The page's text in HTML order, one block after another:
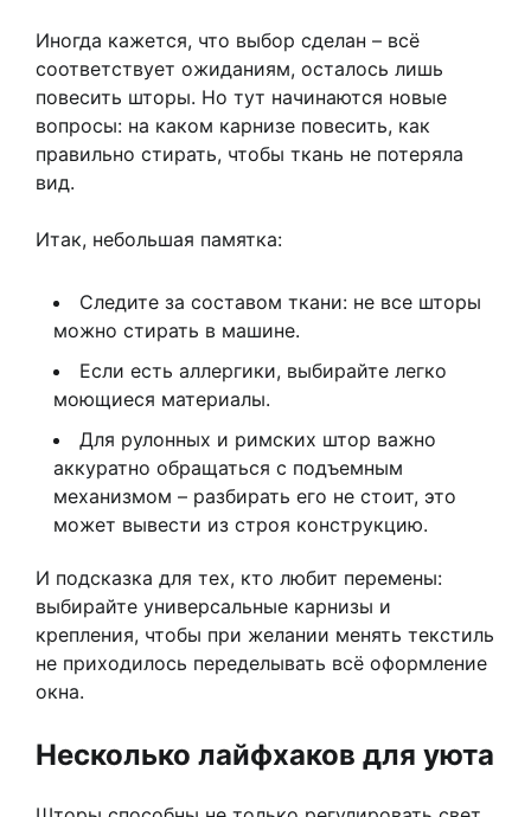
Иногда кажется, что выбор сделан – всё
соответствует ожиданиям, осталось лишь
повесить шторы. Но тут начинаются новые
вопросы: на каком карнизе повесить, как
правильно стирать, чтобы ткань не потеряла
вид.
Итак, небольшая памятка:
Следите за составом ткани: не все шторы
можно стирать в машине.
Если есть аллергики, выбирайте легко
моющиеся материалы.
Для рулонных и римских штор важно
аккуратно обращаться с подъемным
механизмом – разбирать его не стоит, это
может вывести из строя конструкцию.
И подсказка для тех, кто любит перемены:
выбирайте универсальные карнизы и
крепления, чтобы при желании менять текстиль
не приходилось переделывать всё оформление
окна.
Несколько лайфхаков для уюта